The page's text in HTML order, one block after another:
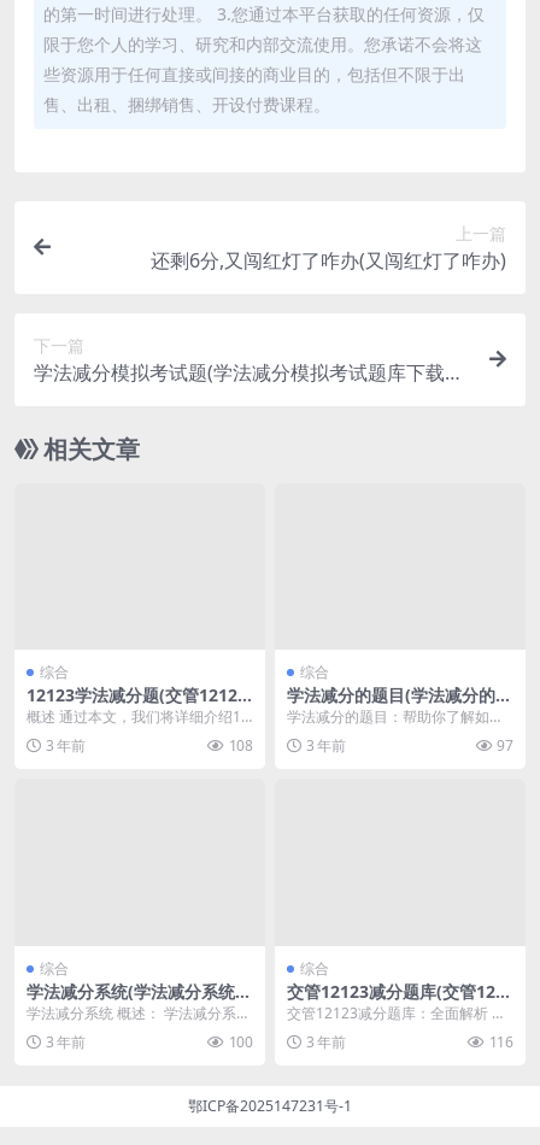
的第一时间进行处理。 3.您通过本平台获取的任何资源，仅
限于您个人的学习、研究和内部交流使用。您承诺不会将这
些资源用于任何直接或间接的商业目的，包括但不限于出
售、出租、捆绑销售、开设付费课程。
上一篇
还剩6分,又闯红灯了咋办(又闯红灯了咋办)
下一篇
学法减分模拟考试题(学法减分模拟考试题库下载安
相关文章
综合
12123学法减分题(交管12123
学法减分题库)
概述 通过本文，我们将详细介绍12
123学法减分题的相关内容。这些
减分题在学法考...
3 年前 108
综合
学法减分的题目(学法减分的题
目是什么)
学法减分的题目：帮助你了解如何
避免学习中的常见错误 在学习过程
中，我们常常会遇到...
3 年前 97
综合
学法减分系统(学法减分系统在
哪里)
学法减分系统 概述： 学法减分系统
是一种用于学生管理和评估的创新
工具。它通过智能...
3 年前 100
综合
交管12123减分题库(交管121
23减分题库app)
交管12123减分题库：全面解析 学
法减分20题库及答案 交管12123减
分题库...
3 年前 116
鄂ICP备2025147231号-1